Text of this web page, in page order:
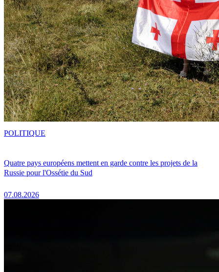
Quatre pays européens mettent en garde contre les projets de la
Russie pour l'Ossétie du Sud
07.08.2026
POLITIQUE